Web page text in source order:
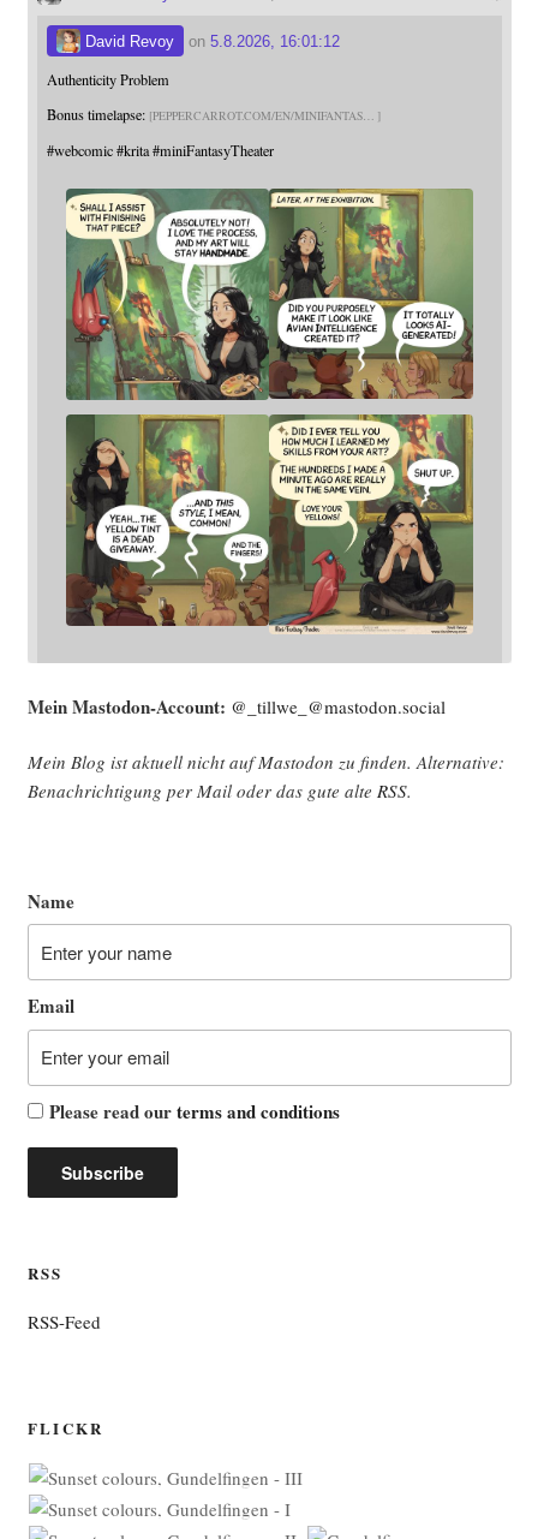
David Revoy on 5.8.2026, 16:01:12
Authenticity Problem
Bonus timelapse: PEPPERCARROT.COM/EN/MINIFANTAS
#webcomic #krita #miniFantasyTheater
Mein Mast­o­don-Account: @_tillwe_@mastodon.social
Mein Blog ist aktu­ell nicht auf Mast­o­don zu fin­den. Alter­na­ti­ve:
Benach­rich­ti­gung per Mail oder das gute alte RSS.
Name
Email
Please read ourterms and conditions
RSS
RSS-Feed
FLICKR